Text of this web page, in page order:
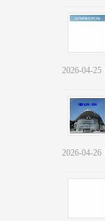
2026-04-25
2026-04-26